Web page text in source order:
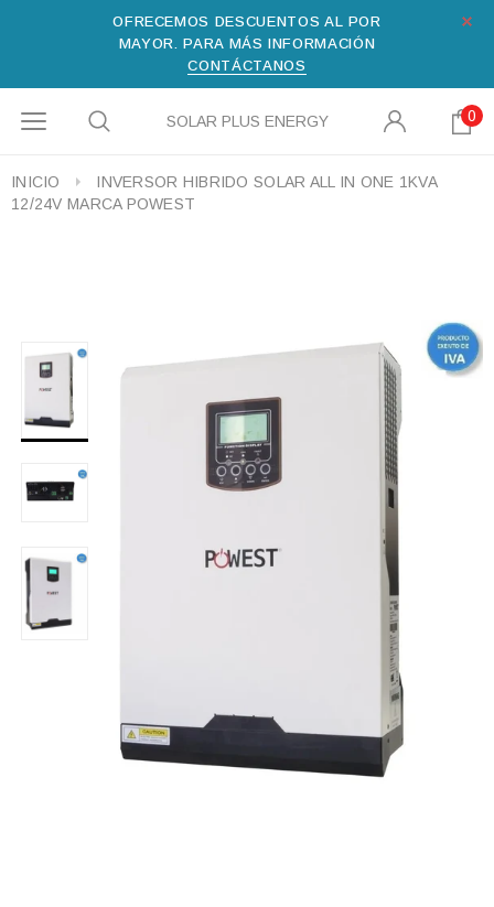
OFRECEMOS DESCUENTOS AL POR
MAYOR. PARA MÁS INFORMACIÓN
CONTÁCTANOS
SOLAR PLUS ENERGY 0
INICIO
INVERSOR HIBRIDO SOLAR ALL IN ONE 1KVA
12/24V MARCA POWEST